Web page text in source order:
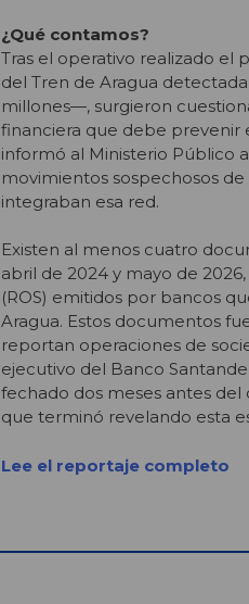
¿Qué contamos?
Tras el operativo realizado el
del Tren de Aragua
millones—, surgieron
financiera que debe prevenir
informó al Ministerio Público
movimientos sospechosos
integraban esa red.
Existen al menos cuatro
abril de 2024 y mayo de
(ROS) emitidos por bancos
Aragua. Estos documentos
reportan operaciones de
ejecutivo del Banco
fechado dos meses antes
que terminó revelando esta
Lee el reportaje completo